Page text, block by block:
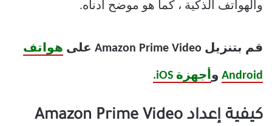
والهواتف الذكية ، كما هو موضح أدناه.
قم بتنزيل Amazon Prime Video على هواتف
Android وأجهزة iOS.
كيفية إعداد Amazon Prime Video